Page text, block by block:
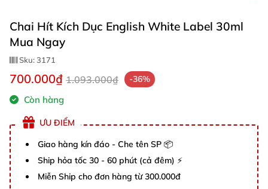
Chai Hít Kích Dục English White Label 30ml
Mua Ngay
Sku:3171
700.000₫ 1.093.000₫ -36%
Còn hàng
ƯU ĐIỂM
Giao hàng kín đáo - Che tên SP 📦
Ship hỏa tốc 30 - 60 phút (cả đêm) ⚡
Miễn Ship cho đơn hàng từ 300.000đ